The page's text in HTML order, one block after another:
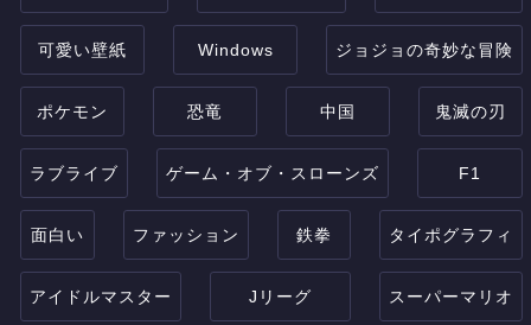
可愛い壁紙 Windows ジョジョの奇妙な冒険
ポケモン 恐竜 中国 鬼滅の刃
ラブライブ ゲーム・オブ・スローンズ F1
面白い ファッション 鉄拳 タイポグラフィ
アイドルマスター Jリーグ スーパーマリオ